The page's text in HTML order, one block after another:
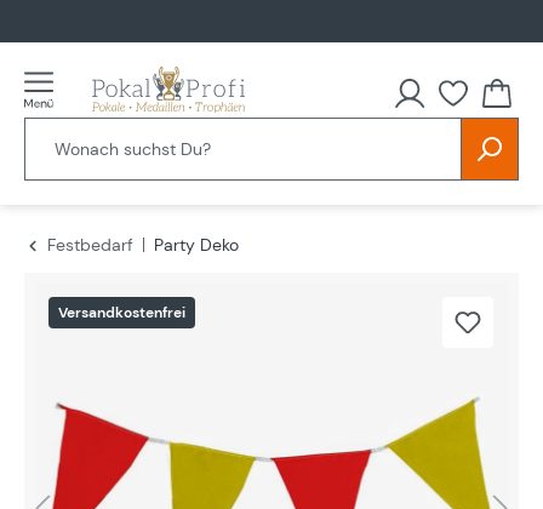
Festbedarf
Party Deko
Versandkostenfrei